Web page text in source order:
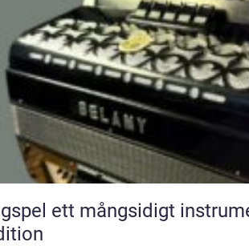
instrument med stark